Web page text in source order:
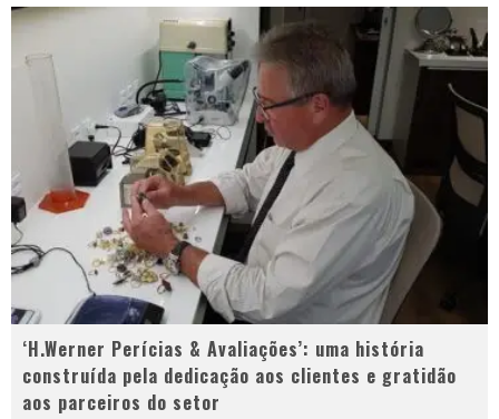
‘H.Werner Perícias & Avaliações’: uma história
construída pela dedicação aos clientes e gratidão
aos parceiros do setor